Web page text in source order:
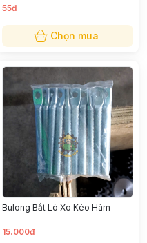
55đ
Chọn mua
Bulong Bắt Lò Xo Kéo Hàm
15.000đ